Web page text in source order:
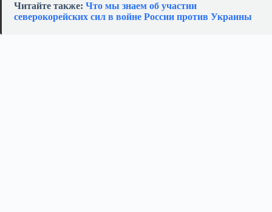
Читайте также: Что мы знаем об участии
северокорейских сил в войне России против Украины